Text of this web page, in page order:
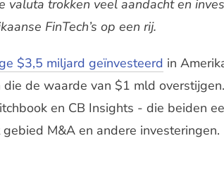
trokken veel aandacht en
FinTech’s op een rij.
$3,5 miljard geïnvesteerd in
de waarde van $1 mld
en CB Insights - die beiden
M&A en andere investeringen.